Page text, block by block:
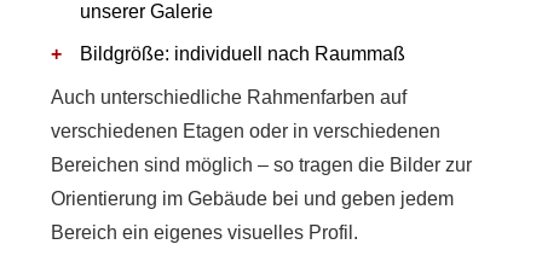
unserer Galerie
Bildgröße: individuell nach Raummaß
Auch unterschiedliche Rahmenfarben auf
verschiedenen Etagen oder in verschiedenen
Bereichen sind möglich – so tragen die Bilder zur
Orientierung im Gebäude bei und geben jedem
Bereich ein eigenes visuelles Profil.